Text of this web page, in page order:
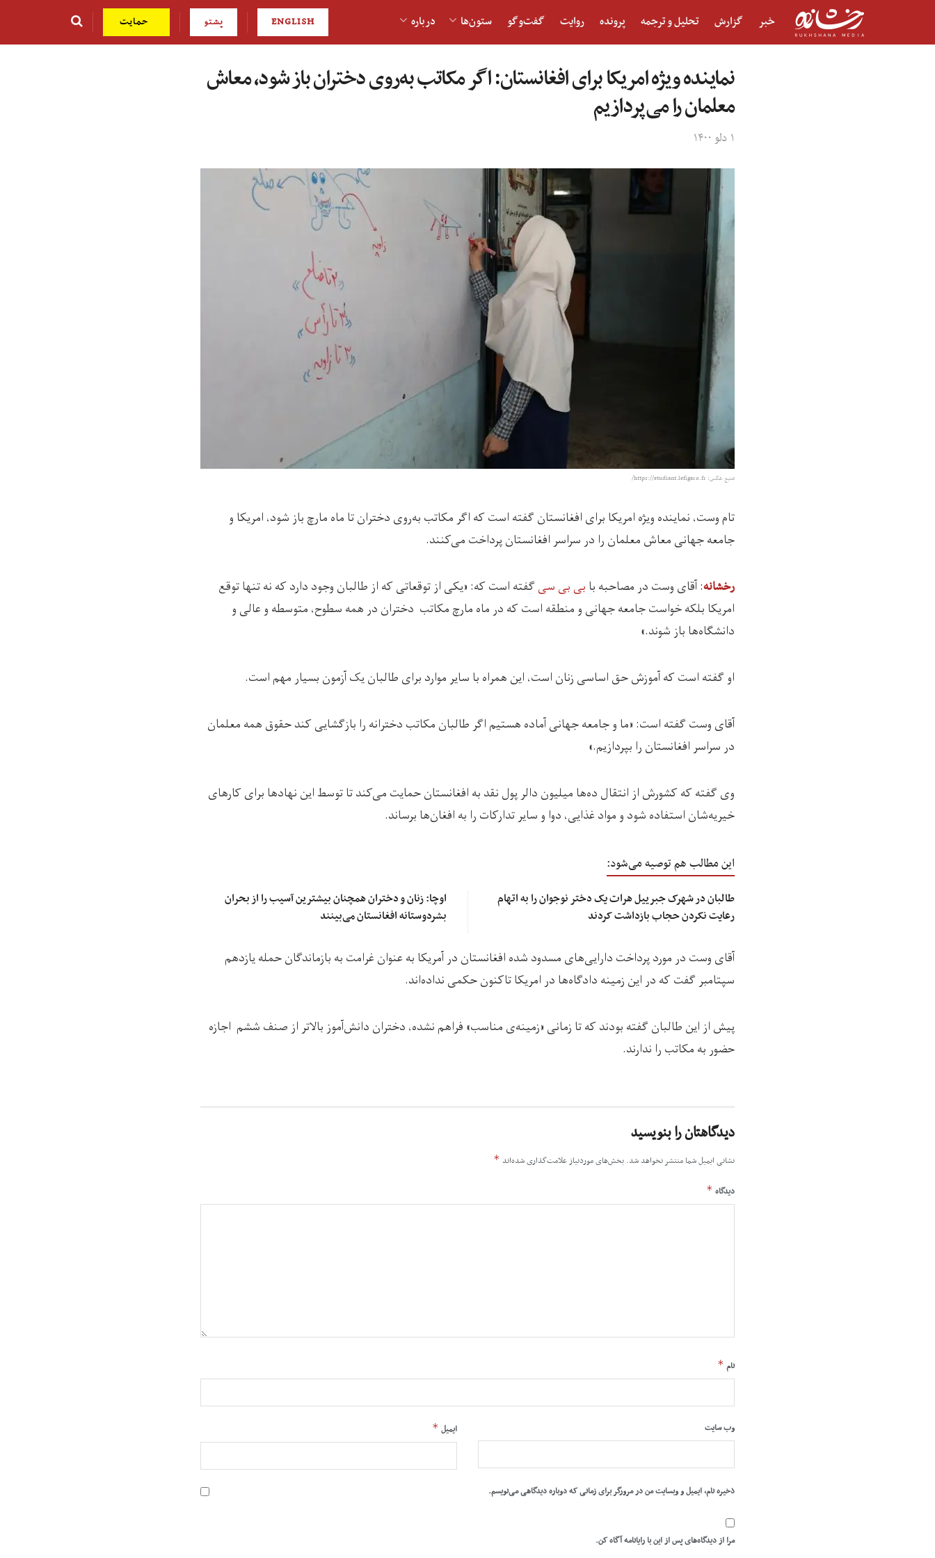
خبر گزارش تحلیل و ترجمه پرونده روایت گفت‌و‎گو ستون‌ها درباره ENGLISH پشتو حمایت
نماینده ویژه امریکا برای افغانستان: اگر مکاتب به‌روی دختران باز شود، معاش
معلمان را می‌پردازیم
۱ دلو ۱۴۰۰
منبع عکس: https://etudiant.lefigaro.fr/
تام وست، نماینده ویژه امریکا برای افغانستان گفته است که اگر مکاتب به‌روی دختران تا ماه مارچ باز شود، امریکا و
جامعه جهانی معاش معلمان را در سراسر افغانستان پرداخت می‌کنند.
رخشانه:‌ آقای وست در مصاحبه بابی بی سیگفته است که: «یکی از توقعاتی که از طالبان وجود دارد که ‌نه تنها توقع
امریکا بلکه خواست جامعه جهانی و منطقه است که در ماه مارچ مکاتب دختران در همه سطوح، متوسطه و عالی و
دانشگاه‌ها باز شوند.»
او گفته است که آموزش حق اساسی زنان است، این همراه با سایر موارد برای طالبان یک آزمون بسیار مهم است.
آقای وست گفته است: «ما و جامعه جهانی آماده هستیم اگر طالبان مکاتب دخترانه را بازگشایی کند حقوق همه معلمان
در سراسر افغانستان را بپردازیم.»
وی گفته که کشورش از انتقال ده‌ها میلیون دالر پول نقد به افغانستان حمایت می‌کند تا توسط این نهادها برای کارهای
خیریه‌شان استفاده شود و مواد غذایی، دوا و سایر تدارکات را به افغان‌ها برساند.
این مطالب هم توصیه می‌شود:
طالبان در شهرک جبرییل هرات یک دختر نوجوان را به اتهام
رعایت نکردن حجاب بازداشت کردند
اوچا: زنان و دختران همچنان بیشترین آسیب را از بحران
بشردوستانه افغانستان می‌بینند
آقای وست در مورد پرداخت دارایی‌های مسدود شده افغانستان در آمریکا به عنوان غرامت به بازماندگان حمله یازدهم
سپتامبر گفت که در این زمینه دادگاه‌ها در امریکا تاکنون حکمی نداده‌اند.
پیش از این طالبان گفته بودند که تا زمانی «زمینه‌ی مناسب» فراهم نشده، دختران دانش‌آموز بالاتر از صنف ششم اجازه
حضور به مکاتب را ندارند.
دیدگاهتان را بنویسید
نشانی ایمیل شما منتشر نخواهد شد. بخش‌های موردنیاز علامت‌گذاری شده‌اند *
دیدگاه *
نام *
ایمیل * وب‌ سایت
ذخیره نام، ایمیل و وبسایت من در مرورگر برای زمانی که دوباره دیدگاهی می‌نویسم.
مرا از دیدگاه‌های پس از این با رایانامه آگاه کن.